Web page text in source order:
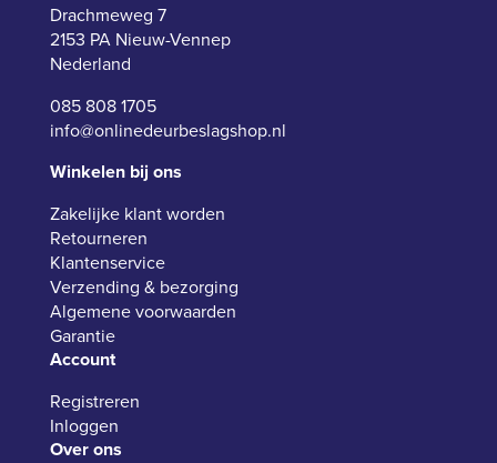
Drachmeweg 7
2153 PA Nieuw-Vennep
Nederland
085 808 1705
info@onlinedeurbeslagshop.nl
Winkelen bij ons
Zakelijke klant worden
Retourneren
Klantenservice
Verzending & bezorging
Algemene voorwaarden
Garantie
Account
Registreren
Inloggen
Over ons